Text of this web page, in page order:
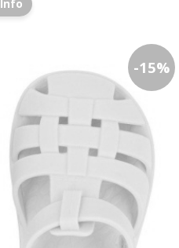
Info
-15%